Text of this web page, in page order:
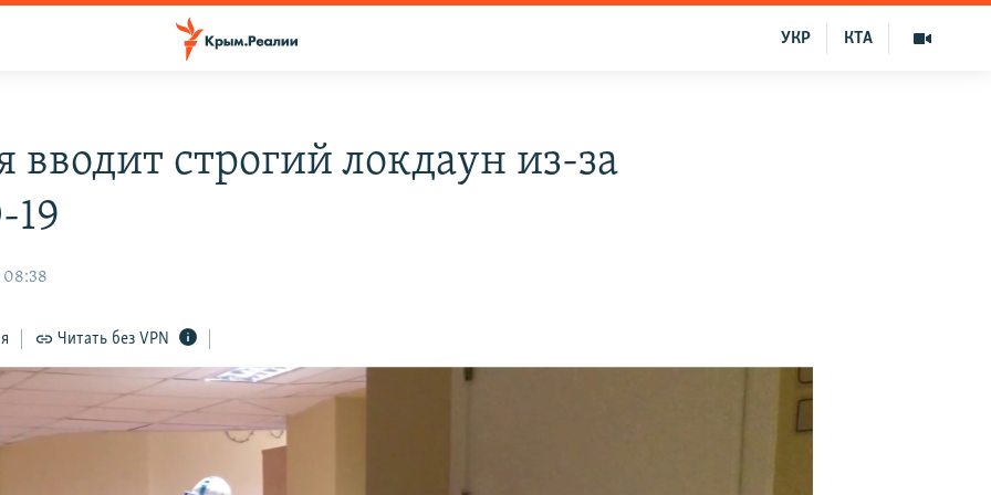
КТА
УКР
вводит строгий локдаун из-за
19
08:38
Читать без VPN